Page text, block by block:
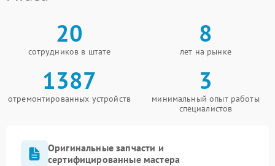
20
сотрудников в штате
8
лет на рынке
1387
отремонтированных устройств
3
минимальный опыт работы
специалистов
Оригинальные запчасти и
сертифицированные мастера